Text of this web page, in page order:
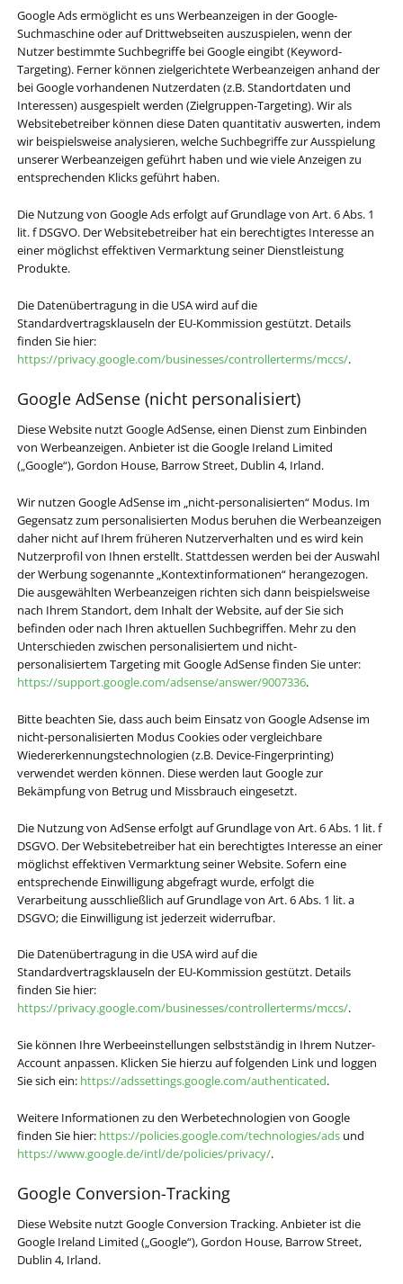
Google Ads ermöglicht es uns Werbeanzeigen in der Google-
Suchmaschine oder auf Drittwebseiten auszuspielen, wenn der
Nutzer bestimmte Suchbegriffe bei Google eingibt (Keyword-
Targeting). Ferner können zielgerichtete Werbeanzeigen anhand der
bei Google vorhandenen Nutzerdaten (z.B. Standortdaten und
Interessen) ausgespielt werden (Zielgruppen-Targeting). Wir als
Websitebetreiber können diese Daten quantitativ auswerten, indem
wir beispielsweise analysieren, welche Suchbegriffe zur Ausspielung
unserer Werbeanzeigen geführt haben und wie viele Anzeigen zu
entsprechenden Klicks geführt haben.
Die Nutzung von Google Ads erfolgt auf Grundlage von Art. 6 Abs. 1
lit. f DSGVO. Der Websitebetreiber hat ein berechtigtes Interesse an
einer möglichst effektiven Vermarktung seiner Dienstleistung
Produkte.
Die Datenübertragung in die USA wird auf die
Standardvertragsklauseln der EU-Kommission gestützt. Details
finden Sie hier:
https://privacy.google.com/businesses/controllerterms/mccs/.
Google AdSense (nicht personalisiert)
Diese Website nutzt Google AdSense, einen Dienst zum Einbinden
von Werbeanzeigen. Anbieter ist die Google Ireland Limited
(„Google“), Gordon House, Barrow Street, Dublin 4, Irland.
Wir nutzen Google AdSense im „nicht-personalisierten“ Modus. Im
Gegensatz zum personalisierten Modus beruhen die Werbeanzeigen
daher nicht auf Ihrem früheren Nutzerverhalten und es wird kein
Nutzerprofil von Ihnen erstellt. Stattdessen werden bei der Auswahl
der Werbung sogenannte „Kontextinformationen“ herangezogen.
Die ausgewählten Werbeanzeigen richten sich dann beispielsweise
nach Ihrem Standort, dem Inhalt der Website, auf der Sie sich
befinden oder nach Ihren aktuellen Suchbegriffen. Mehr zu den
Unterschieden zwischen personalisiertem und nicht-
personalisiertem Targeting mit Google AdSense finden Sie unter:
https://support.google.com/adsense/answer/9007336.
Bitte beachten Sie, dass auch beim Einsatz von Google Adsense im
nicht-personalisierten Modus Cookies oder vergleichbare
Wiedererkennungstechnologien (z.B. Device-Fingerprinting)
verwendet werden können. Diese werden laut Google zur
Bekämpfung von Betrug und Missbrauch eingesetzt.
Die Nutzung von AdSense erfolgt auf Grundlage von Art. 6 Abs. 1 lit. f
DSGVO. Der Websitebetreiber hat ein berechtigtes Interesse an einer
möglichst effektiven Vermarktung seiner Website. Sofern eine
entsprechende Einwilligung abgefragt wurde, erfolgt die
Verarbeitung ausschließlich auf Grundlage von Art. 6 Abs. 1 lit. a
DSGVO; die Einwilligung ist jederzeit widerrufbar.
Die Datenübertragung in die USA wird auf die
Standardvertragsklauseln der EU-Kommission gestützt. Details
finden Sie hier:
https://privacy.google.com/businesses/controllerterms/mccs/.
Sie können Ihre Werbeeinstellungen selbstständig in Ihrem Nutzer-
Account anpassen. Klicken Sie hierzu auf folgenden Link und loggen
Sie sich ein: https://adssettings.google.com/authenticated.
Weitere Informationen zu den Werbetechnologien von Google
finden Sie hier: https://policies.google.com/technologies/adsund
https://www.google.de/intl/de/policies/privacy/.
Google Conversion-Tracking
Diese Website nutzt Google Conversion Tracking. Anbieter ist die
Google Ireland Limited („Google“), Gordon House, Barrow Street,
Dublin 4, Irland.